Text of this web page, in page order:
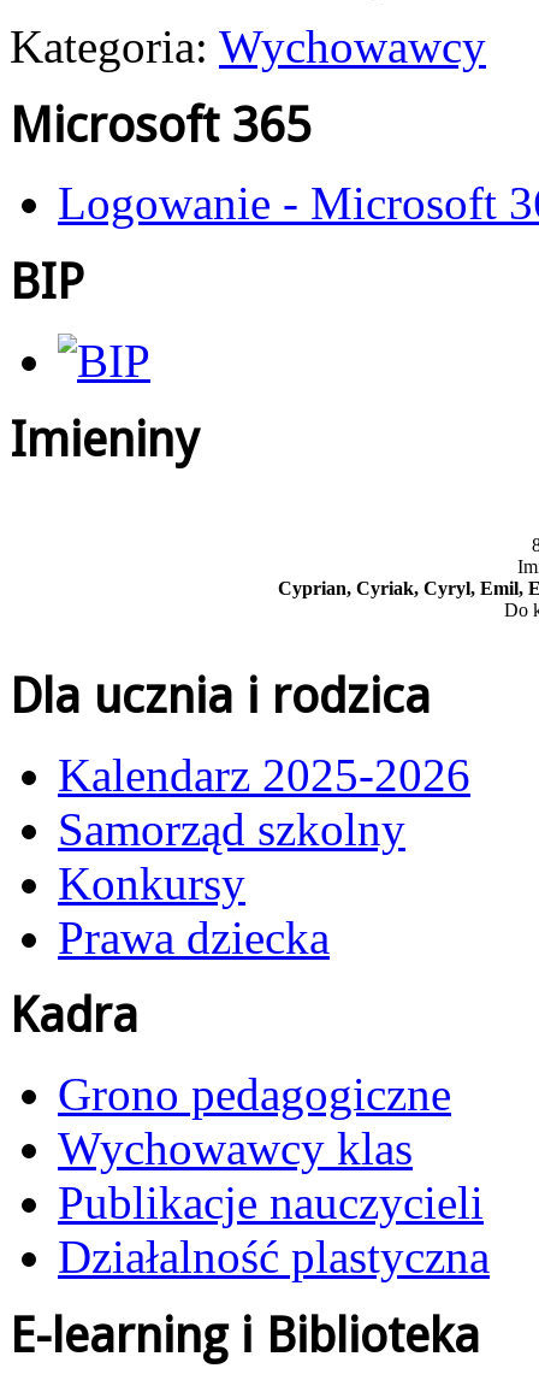
Kategoria: Wychowawcy
Microsoft 365
Logowanie - Microsoft
BIP
Imieniny
Cyprian, Cyriak, Cyryl, Emil,
Do
Dla ucznia i rodzica
Kalendarz 2025-2026
Samorząd szkolny
Konkursy
Prawa dziecka
Kadra
Grono pedagogiczne
Wychowawcy klas
Publikacje nauczycieli
Działalność plastyczna
E-learning i Biblioteka